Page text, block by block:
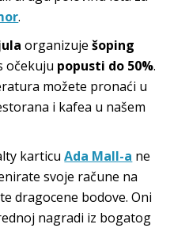
.
organizuješoping
očekuju popusti do 50%.
možete pronaći u
i kafea u našem
karticuAda Mall-a ne
svoje račune na
dragocene bodove. Oni
nagradi iz bogatog